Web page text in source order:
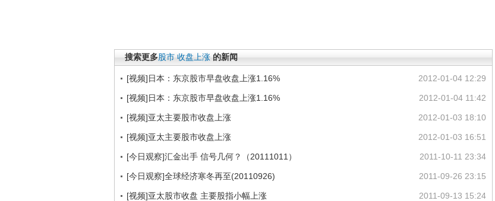
搜索更多股市 收盘上涨 的新闻
2012-01-04 12:29
[视频]日本：东京股市早盘收盘上涨1.16%
2012-01-04 11:42
[视频]日本：东京股市早盘收盘上涨1.16%
2012-01-03 18:10
[视频]亚太主要股市收盘上涨
2012-01-03 16:51
[视频]亚太主要股市收盘上涨
2011-10-11 23:34
[今日观察]汇金出手 信号几何？（20111011）
2011-09-26 23:15
[今日观察]全球经济寒冬再至(20110926)
2011-09-13 15:24
[视频]亚太股市收盘 主要股指小幅上涨